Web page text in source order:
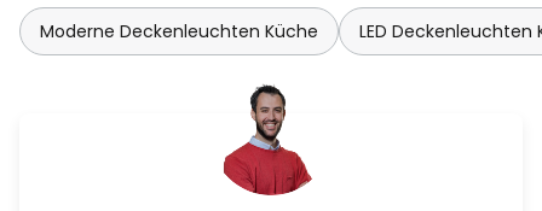
Moderne Deckenleuchten Küche LED Deckenleuchten